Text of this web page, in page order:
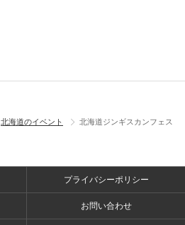
北海道のイベント
北海道ジンギスカンフェス
プライバシーポリシー
お問い合わせ